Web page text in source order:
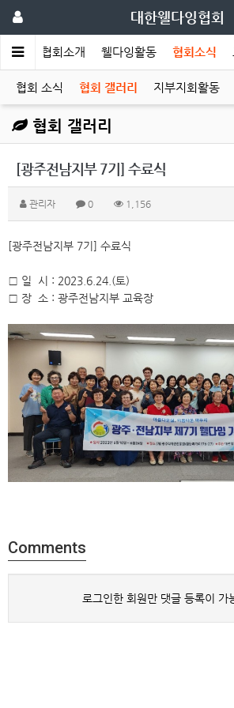
대한웰다잉협회
메인 협회소개 웰다잉활동 협회소식
협회 소식 협회 갤러리 지부지회활동
협회 갤러리
[광주전남지부 7기] 수료식
관리자 0 1,156
[광주전남지부 7기] 수료식
□ 일 시 : 2023.6.24.(토)
□ 장 소 : 광주전남지부 교육장
Comments
로그인한 회원만 댓글 등록이 가